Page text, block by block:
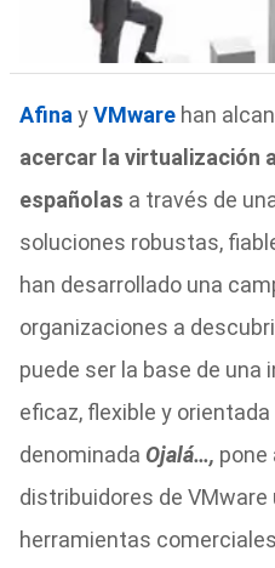
Afina yVMwarehan
acercar la virtualización
españolas a través de
soluciones robustas,
han desarrollado una
organizaciones a
puede ser la base de
eficaz, flexible y
denominada Ojalá…, pone
distribuidores de VMware
herramientas